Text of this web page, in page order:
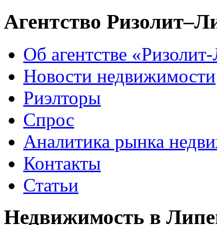
Агентство
Об агентстве
Новости недвижимости
Риэлторы
Спрос
Аналитика рынка
Контакты
Статьи
Недвижимость в